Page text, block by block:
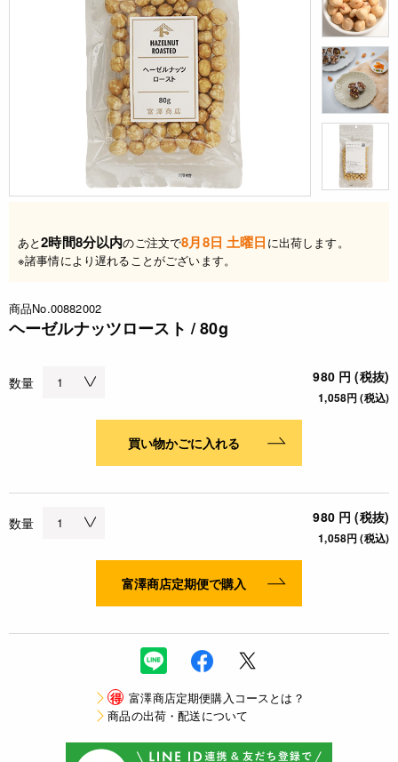
あと2時間8分以内のご注文で8月8日 土曜日 に出荷します。
※諸事情により遅れることがございます。
商品No.00882002
ヘーゼルナッツロースト / 80g
数量 980 円 (税抜)
1,058円 (税込)
買い物かごに入れる
数量 980 円 (税抜)
1,058円 (税込)
富澤商店定期便で購入
得 富澤商店定期便購入コースとは？
商品の出荷・配送について